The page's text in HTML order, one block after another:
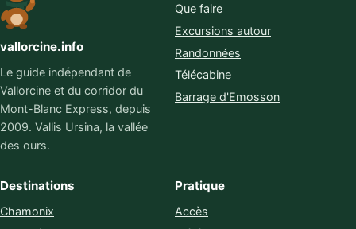
vallorcine.info
Le guide indépendant de
Vallorcine et du corridor du
Mont-Blanc Express, depuis
2009. Vallis Ursina, la vallée
des ours.
Que faire
Excursions autour
Randonnées
Télécabine
Barrage d'Emosson
Destinations
Chamonix
Pratique
Accès